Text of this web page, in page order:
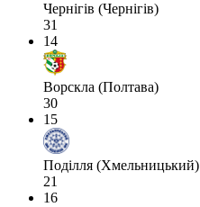
Чернігів (Чернігів)
31
14
Ворскла (Полтава)
30
15
Поділля (Хмельницький)
21
16